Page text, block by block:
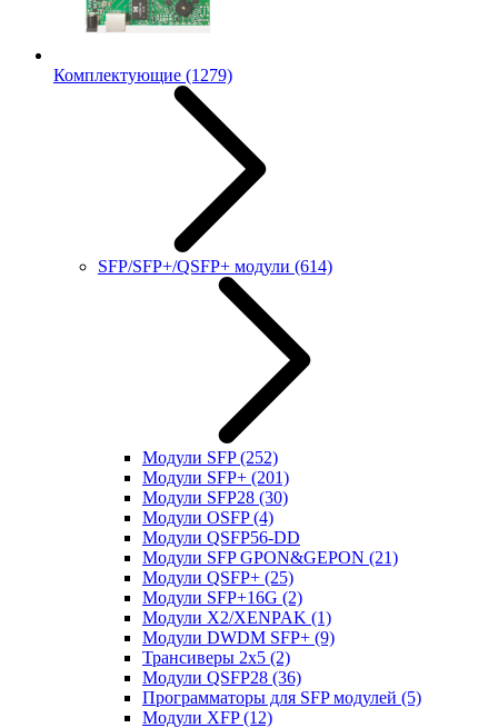
Комплектующие (1279)
SFP/SFP+/QSFP+ модули (614)
Модули SFP(252)
Модули SFP+ (201)
Модули SFP28 (30)
Модули OSFP(4)
Модули QSFP56-DD
Модули SFP GPON&GEPON (21)
Модули QSFP+ (25)
Модули SFP+16G (2)
Модули X2/XENPAK (1)
Модули DWDM SFP+ (9)
Трансиверы 2x5 (2)
Модули QSFP28 (36)
Программаторы для SFP модулей (5)
Модули XFP(12)